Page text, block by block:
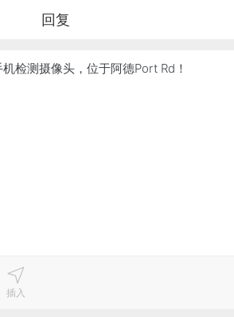
回复
检测摄像头，位于阿德Port Rd！
插入